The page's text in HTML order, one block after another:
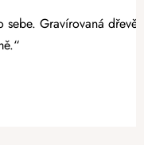
Gravírovaná